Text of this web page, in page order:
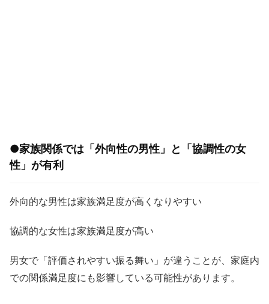
●家族関係では「外向性の男性」と「協調性の女
性」が有利
外向的な男性は家族満足度が高くなりやすい
協調的な女性は家族満足度が高い
男女で「評価されやすい振る舞い」が違うことが、家庭内
での関係満足度にも影響している可能性があります。